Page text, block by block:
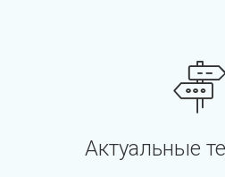
Актуальные